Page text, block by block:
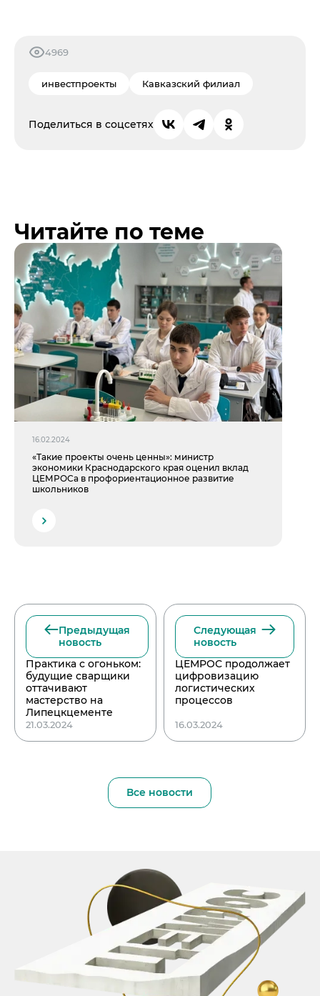
4969
инвестпроекты Кавказский филиал
Поделиться в соцсетях
Читайте по теме
16.02.2024
«Такие проекты очень ценны»: министр
экономики Краснодарского края оценил вклад
ЦЕМРОСа в профориентационное развитие
школьников
Предыдущая
новость
Практика с огоньком:
будущие сварщики
оттачивают
мастерство на
Липецкцементе
21.03.2024
Следующая
новость
ЦЕМРОС продолжает
цифровизацию
логистических
процессов
16.03.2024
Все новости